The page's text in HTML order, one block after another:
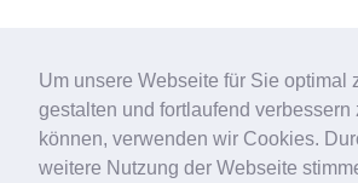
Um unsere Webseite für Sie optimal
gestalten und fortlaufend verbessern
können, verwenden wir Cookies.
weitere Nutzung der Webseite